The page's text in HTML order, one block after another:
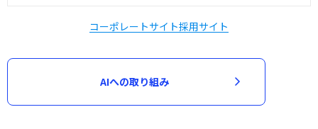
コーポレートサイト採用サイト
AIへの取り組み